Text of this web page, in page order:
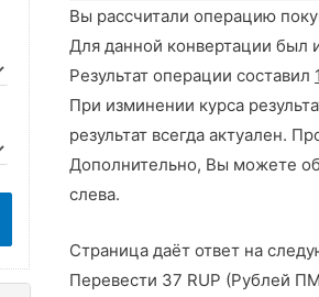
Вы рассчитали операцию
Для данной конвертации был
Результат операции составил
При изминении курса
результат всегда актуален.
Дополнительно, Вы можете
слева.
Страница даёт ответ на
Перевести 37 RUP (Рублей